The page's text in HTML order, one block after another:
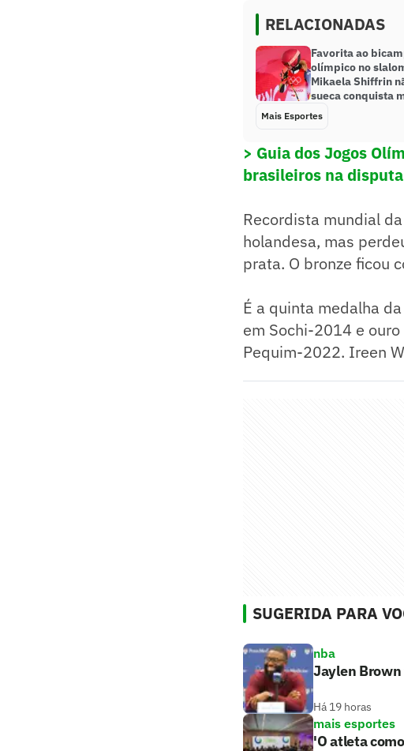
RELACIONADAS
Favorita ao
olímpico no
Mikaela Shiffrin
sueca conquista
Mais Esportes
> Guia dos Jogos
brasileiros na disputa
Recordista mundial
holandesa, mas
prata. O bronze ficou
É a quinta medalha
em Sochi-2014 e
Pequim-2022. Ireen
SUGERIDA PARA
nba
Jaylen
Há 19 horas
mais esportes
'O atleta